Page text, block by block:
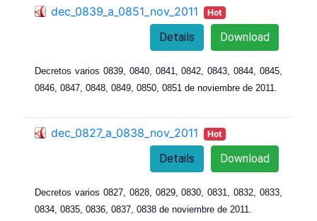
dec_0839_a_0851_nov_2011 Hot
Download
Details
Decretos varios 0839, 0840, 0841 , 0842 , 0843 , 0844 , 0845
0846 , 0847 , 0848 , 0849 , 0850 , 0851 de noviembre de 2011.
dec_0827_a_0838_nov_2011 Hot
Download
Details
Decretos varios 0827, 0828, 0829, 0830, 0831, 0832, 0833,
0834, 0835, 0836, 0837, 0838 de noviembre de 2011.